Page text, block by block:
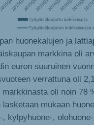
huonekalujen ja
markkina oli
euron suuruinen
verrattuna oli
markkinasta oli noin 78
lasketaan mukaan
, kylpyhuone-,